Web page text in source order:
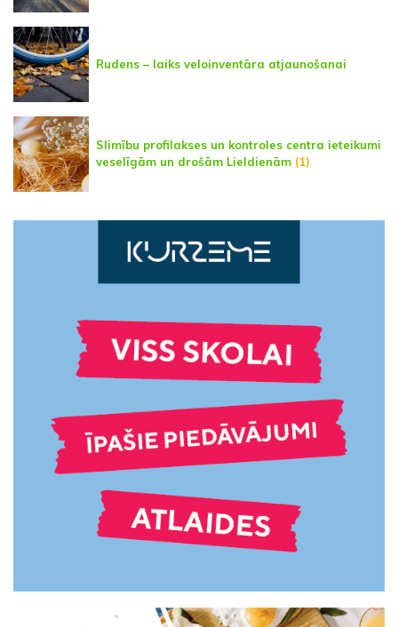
Rudens – laiks veloinventāra atjaunošanai
Slimību profilakses un kontroles centra ieteikumi
veselīgām un drošām Lieldienām (1)